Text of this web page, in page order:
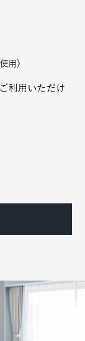
用）
利用いただけ